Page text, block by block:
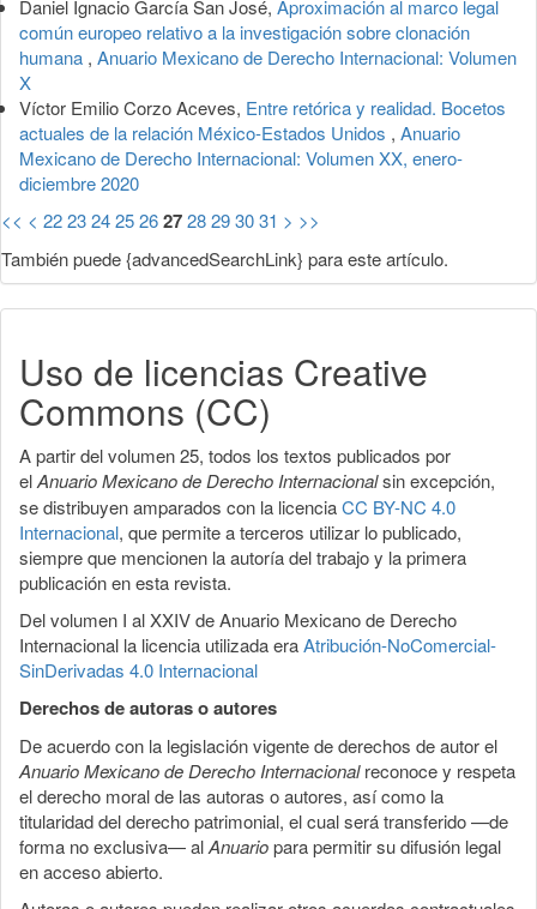
Daniel Ignacio García San José, Aproximación al marco legal
común europeo relativo a la investigación sobre clonación
humana , Anuario Mexicano de Derecho Internacional: Volumen
X
Víctor Emilio Corzo Aceves, Entre retórica y realidad. Bocetos
actuales de la relación México-Estados Unidos , Anuario
Mexicano de Derecho Internacional: Volumen XX, enero-
diciembre 2020
<< < 22232425262728293031 > >>
También puede {advancedSearchLink} para este artículo.
Uso de licencias Creative
Commons (CC)
A partir del volumen 25, todos los textos publicados por
elAnuario Mexicano de Derecho Internacionalsin excepción,
se distribuyen amparados con la licenciaCC BY-NC 4.0
Internacional, que permite a terceros utilizar lo publicado,
siempre que mencionen la autoría del trabajo y la primera
publicación en esta revista.
Del volumen I al XXIV de Anuario Mexicano de Derecho
Internacional la licencia utilizada eraAtribución-NoComercial-
SinDerivadas 4.0 Internacional
Derechos de autoras o autores
De acuerdo con la legislación vigente de derechos de autor el
Anuario Mexicano de Derecho Internacionalreconoce y respeta
el derecho moral de las autoras o autores, así como la
titularidad del derecho patrimonial, el cual será transferido —de
forma no exclusiva— alAnuariopara permitir su difusión legal
en acceso abierto.